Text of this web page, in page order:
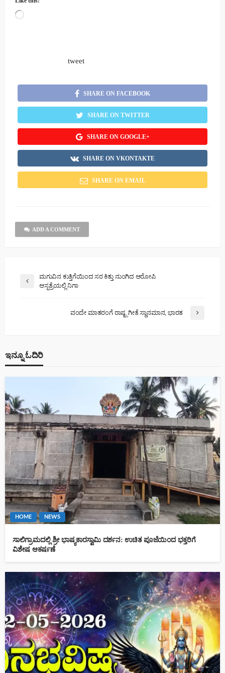
Loading…
tweet
SHARE ON FACEBOOK
SHARE ON TWITTER
SHARE ON GOOGLE+
SHARE ON VKONTAKTE
SHARE ON EMAIL
ADD A COMMENT
ಮಗುವಿನ ಕುತ್ತಿಗೆಯಿಂದ ಸರ ಕಿತ್ತು ನುಂಗಿದ ಆರೋಪಿ
ಆಸ್ಪತ್ರೆಯಲ್ಲಿ ನಿಗಾ
ವಂದೇ ಮಾತರಂಗೆ ರಾಷ್ಟ್ರಗೀತೆ ಸ್ಥಾನಮಾನ, ಭಾರತ
ಇನ್ನೂ ಓದಿರಿ
HOME NEWS
ಸಾಲಿಗ್ರಾಮದಲ್ಲಿ ಶ್ರೀ ಭಾಷ್ಯಕಾರಸ್ವಾಮಿ ದರ್ಶನ: ಉಚಿತ ಪೂಜೆಯಿಂದ ಭಕ್ತರಿಗೆ
ವಿಶೇಷ ಆಕರ್ಷಣೆ